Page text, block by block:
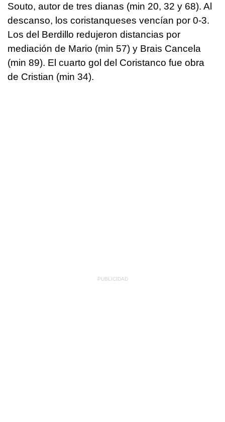
Souto, autor de tres dianas (min 20, 32 y 68). Al
descanso, los coristanqueses vencían por 0-3.
Los del Berdillo redujeron distancias por
mediación de Mario (min 57) y Brais Cancela
(min 89). El cuarto gol del Coristanco fue obra
de Cristian (min 34).